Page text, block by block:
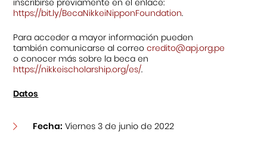
https://bit.ly/BecaNikkeiNipponFoundation.
Para acceder a mayor información pueden
también comunicarse al correocredito@apj.org.pe
o conocer más sobre la beca en
https://nikkeischolarship.org/es/.
Datos
Fecha: Viernes 3 de junio de 2022